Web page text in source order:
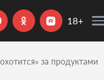
18+
за продуктами